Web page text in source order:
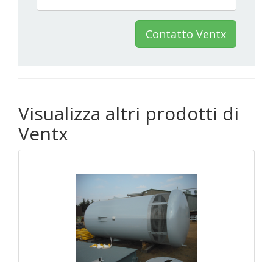
Contatto Ventx
Visualizza altri prodotti di
Ventx